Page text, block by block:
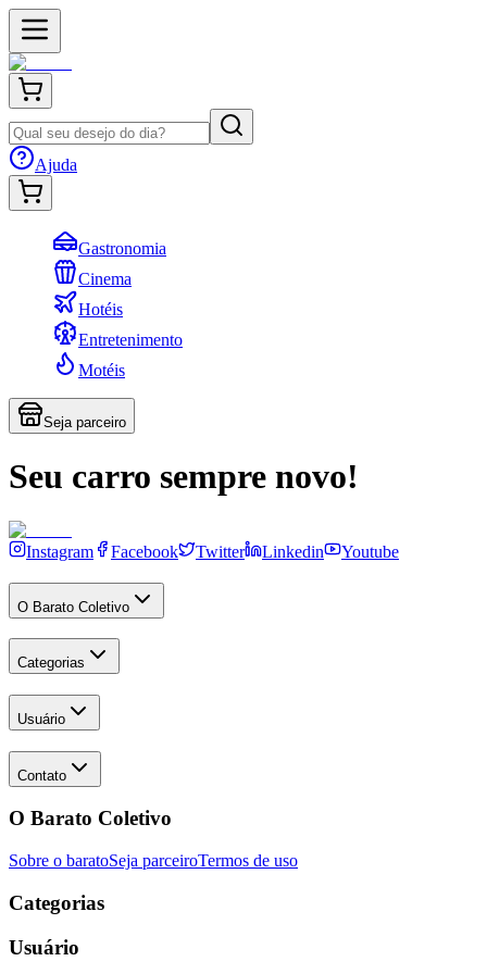
Ajuda
Gastronomia
Cinema
Hotéis
Entretenimento
Motéis
Seja parceiro
Seu carro sempre novo!
Instagram Facebook Twitter Linkedin Youtube
O Barato Coletivo
Categorias
Usuário
Contato
O Barato Coletivo
Sobre o baratoSeja parceiroTermos de uso
Categorias
Usuário